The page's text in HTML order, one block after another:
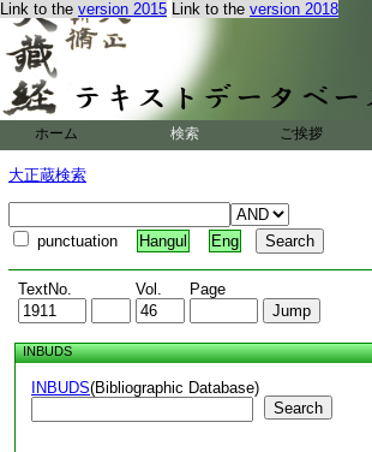
Link to the version 2015 Link to the version 2018
ホーム 検索 ご挨拶
大正蔵検索
punctuation Hangul Eng
TextNo. Vol. Page
INBUDS
INBUDS(Bibliographic Database)
Search